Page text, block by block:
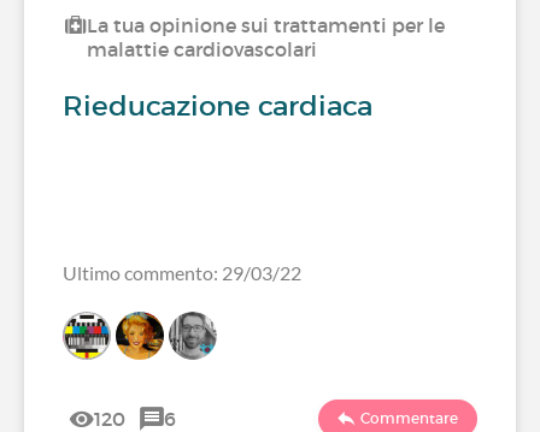
La tua opinione sui trattamenti per le
malattie cardiovascolari
Rieducazione cardiaca
Ultimo commento: 29/03/22
120 6 Commentare